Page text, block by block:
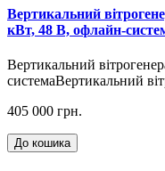
Вертикальний
кВт, 48 В, офлайн-
Вертикальний
системаВертикальний
405 000 грн.
До кошика